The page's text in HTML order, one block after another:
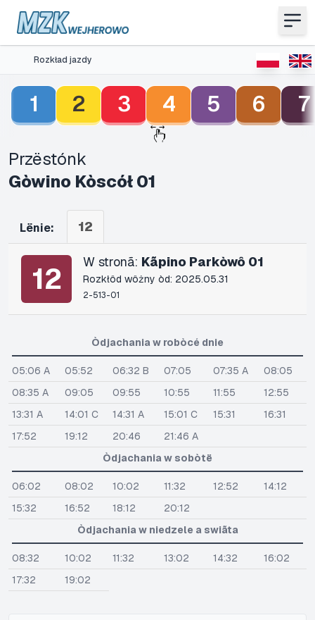
Rozkład jazdy
1 2 3 4 5 6 7
Przëstónk
Gòwino Kòscół 01
Lënie: 12
12 W stronã: Kãpino Parkòwô 01
Rozkłôd wôżny òd: 2025.05.31
2-513-01
Òdjachania w robòcé dnie
05:06 A 05:52 06:32 B 07:05 07:35 A
08:05
08:35 A
09:05 09:55 10:55 11:55
12:55
13:31 A
14:01 C 14:31 A 15:01 C 15:31
16:31
17:52
19:12 20:46
21:46 A
Òdjachania w sobòtë
06:02 08:02 10:02 11:32 12:52
14:12
15:32
16:52 18:12
20:12
Òdjachania w niedzele a swiãta
08:32 10:02 11:32 13:02 14:32
16:02
17:32
19:02